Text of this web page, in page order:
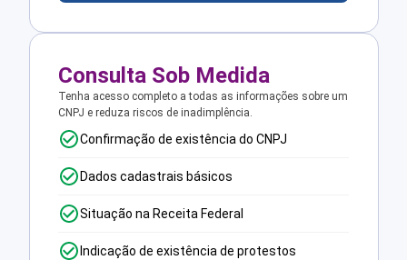
Consulta Sob Medida
Tenha acesso completo a todas as informações sobre um
CNPJ e reduza riscos de inadimplência.
Confirmação de existência do CNPJ
Dados cadastrais básicos
Situação na Receita Federal
Indicação de existência de protestos